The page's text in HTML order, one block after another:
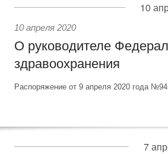
10
10 апреля 2020
О руководителе
здравоохранения
Распоряжение от 9 апреля 2020 года
7